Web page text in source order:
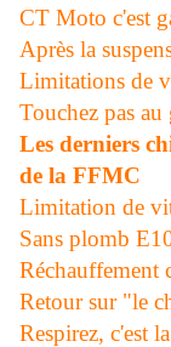
CT Moto c'est
Après la
Limitations de
Touchez pas
Les derniers
de la FFMC
Limitation de
Sans plomb
Réchauffement
Retour sur "le
Respirez, c'est